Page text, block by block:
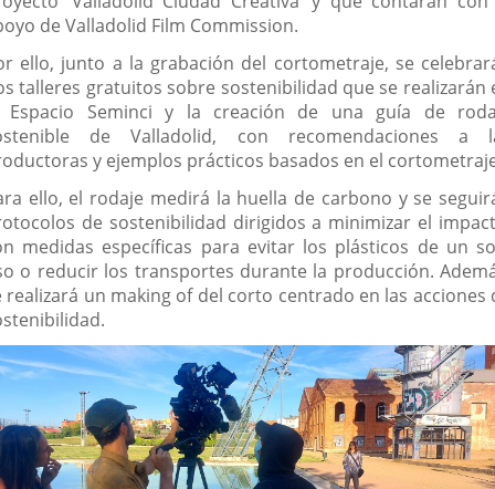
de Valladolid Film Commission.
ello, junto a la grabación del cortometraje, se
talleres gratuitos sobre sostenibilidad que se realizarán
Espacio Seminci y la creación de una guía de
de Valladolid, con recomendaciones a
y ejemplos prácticos basados en el
ello, el rodaje medirá la huella de carbono y se
de sostenibilidad dirigidos a minimizar el
medidas específicas para evitar los plásticos de un
o reducir los transportes durante la producción.
realizará un making of del corto centrado en las acciones